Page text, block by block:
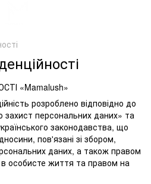
«Mamalush»
розроблено відповідно до
захист персональних даних» та
законодавства, що
пов'язані зі збором,
даних, а також правом
особисте життя та правом на